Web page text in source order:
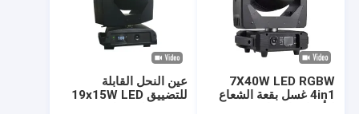
حول بنا
عين النحل القابلة
للتضييق 19x15W LED
7X40W LED RGBW
4in1 غسل بقعة الشعاع